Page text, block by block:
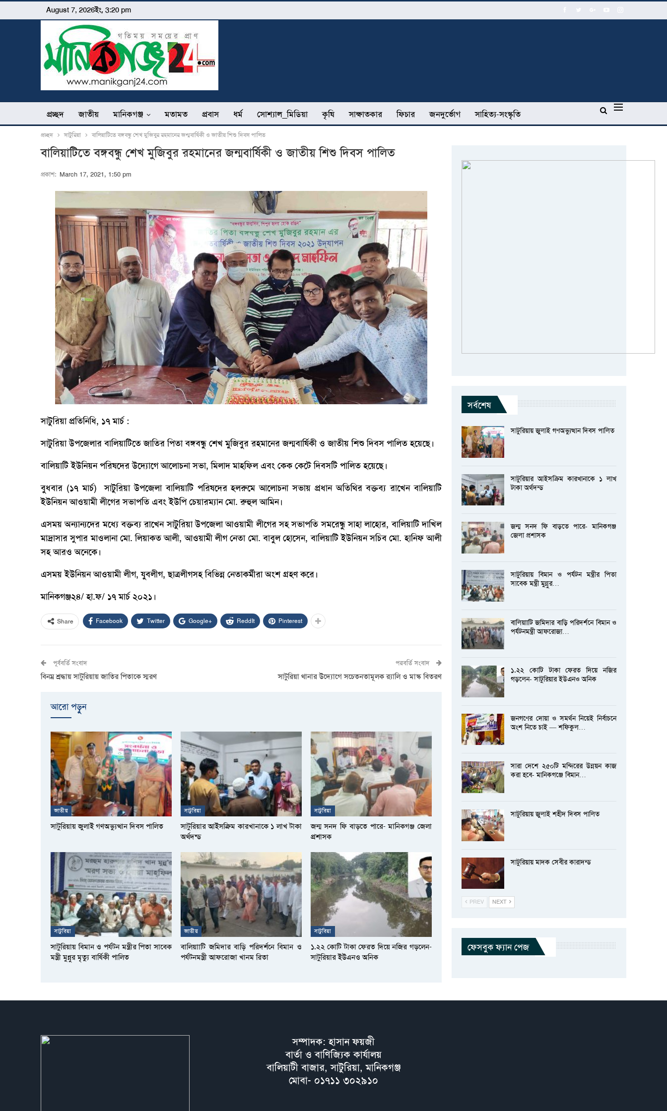
August 7, 2026ইং, 3:20 pm
প্রচ্ছদ জাতীয় মানিকগঞ্জ মতামত প্রবাস ধর্ম সোশ্যাল_মিডিয়া কৃষি সাক্ষাতকার ফিচার জনদুর্ভোগ সাহিত্য-সংস্কৃতি
প্রচ্ছদ সাটুরিয়া বালিয়াটিতে বঙ্গবন্ধু শেখ মুজিবুর রহমানের জন্মবার্ষিকী ও জাতীয় শিশু দিবস পালিত
বালিয়াটিতে বঙ্গবন্ধু শেখ মুজিবুর রহমানের জন্মবার্ষিকী ও জাতীয় শিশু দিবস পালিত
প্রকাশ: March 17, 2021, 1:50 pm
সাটুরিয়া প্রতিনিধি, ১৭ মার্চ :
সাটুরিয়া উপজেলার বালিয়াটিতে জাতির পিতা বঙ্গবন্ধু শেখ মুজিবুর রহমানের জন্মবার্ষিকী ও জাতীয় শিশু দিবস পালিত হয়েছে।
বালিয়াটি ইউনিয়ন পরিষদের উদ্যোগে আলোচনা সভা, মিলাদ মাহফিল এবং কেক কেটে দিবসটি পালিত হয়েছে।
বুধবার (১৭ মার্চ) সাটুরিয়া উপজেলা বালিয়াটি পরিষদের হলরুমে আলোচনা সভায় প্রধান অতিথির বক্তব্য রাখেন বালিয়াটি
ইউনিয়ন আওয়ামী লীগের সভাপতি এবং ইউপি চেয়ারম্যান মো. রুহুল আমিন।
এসময় অন্যান্যদের মধ্যে বক্তব্য রাখেন সাটুরিয়া ‍উপজেলা আওয়ামী লীগের সহ সভাপতি সমরেন্ধু সাহা লাহোর, বালিয়াটি দাখিল
মাদ্রাসার সুপার মাওলানা মো. লিয়াকত আলী, আওয়ামী লীগ নেতা মো. বাবুল হোসেন, বালিয়াটি ইউনিয়ন সচিব মো. হানিফ আলী
সহ আরও অনেকে।
এসময় ইউনিয়ন আওয়ামী লীগ, যুবলীগ, ছাত্রলীগসহ বিভিন্ন নেতাকর্মীরা অংশ গ্রহণ করে।
মানিকগঞ্জ২৪/ হা.ফ/ ১৭ মার্চ ২০২১।
Share Facebook Twitter Google+ ReddIt Pinterest
পূর্ববর্তি সংবাদ
বিনম্র শ্রদ্ধায় সাটুরিয়ায় জাতির পিতাকে স্মরণ
পরবর্তি সংবাদ
সাটুরিয়া থানার উদ্যোগে সচেতনতামূলক র‌্যালি ও মাস্ক বিতরণ
আরো পড়ুুন
জাতীয়
সাটুরিয়ায় জুলাই গণঅভ্যুত্থান দিবস পালিত
সাটুরিয়া
সাটুরিয়ার আইসক্রিম কারখানাকে ১ লাখ টাকা
অর্থদন্ড
সাটুরিয়া
জন্ম সনদ ফি বাড়তে পারে- মানিকগঞ্জ জেলা
প্রশাসক
সাটুরিয়া
সাটুরিয়ায় বিমান ও পর্যটন মন্ত্রীর পিতা সাবেক
মন্ত্রী মুন্নুর মৃত্যু বার্ষিকী পালিত
জাতীয়
বালিয়াাটি জমিদার বাড়ি পরিদর্শনে বিমান ও
পর্যটনমন্ত্রী আফরোজা খানম রিতা
সাটুরিয়া
১.২২ কোটি টাকা ফেরত দিয়ে নজির গড়লেন-
সাটুরিয়ার ইউএনও অনিক
সর্বশেষ
সাটুরিয়ায় জুলাই গণঅভ্যুত্থান দিবস পালিত
সাটুরিয়ার আইসক্রিম কারখানাকে ১ লাখ
টাকা অর্থদন্ড
জন্ম সনদ ফি বাড়তে পারে- মানিকগঞ্জ
জেলা প্রশাসক
সাটুরিয়ায় বিমান ও পর্যটন মন্ত্রীর পিতা
সাবেক মন্ত্রী মুন্নুর…
বালিয়াাটি জমিদার বাড়ি পরিদর্শনে বিমান ও
পর্যটনমন্ত্রী আফরোজা…
১.২২ কোটি টাকা ফেরত দিয়ে নজির
গড়লেন- সাটুরিয়ার ইউএনও অনিক
জনগণের দোয়া ও সমর্থন নিয়েই নির্বাচনে
অংশ নিতে চাই — শফিকুল…
সারা দেশে ২৫০টি মন্দিরের উন্নয়ন কাজ
করা হবে- মানিকগঞ্জে বিমান…
সাটুরিয়ায় জুলাই শহীদ দিবস পালিত
সাটুরিয়ায় মাদক সেবীর কারাদন্ড
PREV NEXT
ফেসবুক ফ্যান পেজ
সম্পাদক: হাসান ফয়জী
বার্তা ও বাণিজ্যিক কার্যালয়
বালিয়াটী বাজার, সাটুরিয়া, মানিকগঞ্জ
মোবা- ০১৭১১ ৩০২৯১০